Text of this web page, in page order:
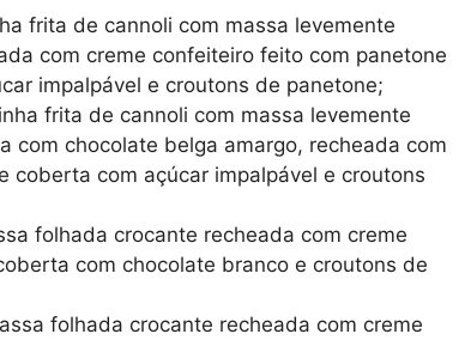
frita de cannoli com massa levemente
com creme confeiteiro feito com panetone
impalpável e croutons de panetone;
frita de cannoli com massa levemente
com chocolate belga amargo, recheada com
coberta com açúcar impalpável e croutons
folhada crocante recheada com creme
com chocolate branco e croutons de
folhada crocante recheada com creme